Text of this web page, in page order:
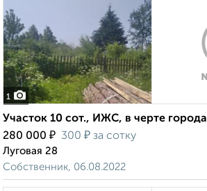
1
Участок 10 сот., ИЖС, в черте города
280 000 ₽ 300 ₽ за сотку
Луговая 28
Собственник, 06.08.2022